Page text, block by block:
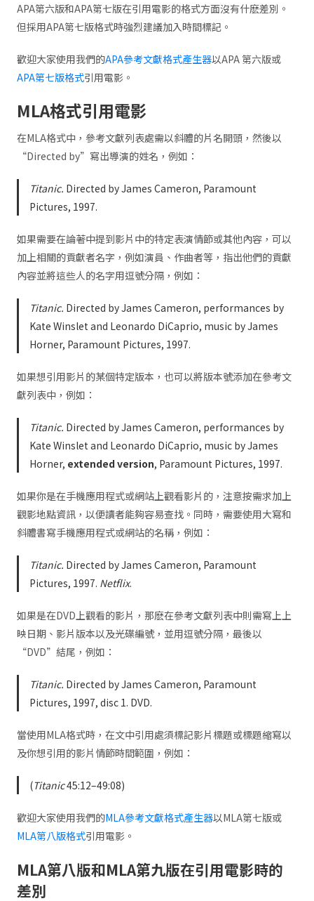
APA第六版和APA第七版在引用電影的格式方面沒有什麽差別。
但採用APA第七版格式時強烈建議加入時間標記。
歡迎大家使用我們的APA參考文獻格式產生器以APA 第六版或
APA第七版格式引用電影。
MLA格式引用電影
在MLA格式中，參考文獻列表處需以斜體的片名開頭，然後以
“Directed by”寫出導演的姓名，例如：
Titanic. Directed by James Cameron, Paramount
Pictures, 1997.
如果需要在論著中提到影片中的特定表演情節或其他內容，可以
加上相關的貢獻者名字，例如演員、作曲者等，指出他們的貢獻
內容並將這些人的名字用逗號分隔，例如：
Titanic. Directed by James Cameron, performances by
Kate Winslet and Leonardo DiCaprio, music by James
Horner, Paramount Pictures, 1997.
如果想引用影片的某個特定版本，也可以將版本號添加在參考文
獻列表中，例如：
Titanic. Directed by James Cameron, performances by
Kate Winslet and Leonardo DiCaprio, music by James
Horner, extended version, Paramount Pictures, 1997.
如果你是在手機應用程式或網站上觀看影片的，注意按需求加上
觀影地點資訊，以便讀者能夠容易查找。同時，需要使用大寫和
斜體書寫手機應用程式或網站的名稱，例如：
Titanic. Directed by James Cameron, Paramount
Pictures, 1997. Netflix.
如果是在DVD上觀看的影片，那麽在參考文獻列表中則需寫上上
映日期、影片版本以及光碟編號，並用逗號分隔，最後以
“DVD”結尾，例如：
Titanic. Directed by James Cameron, Paramount
Pictures, 1997, disc 1. DVD.
當使用MLA格式時，在文中引用處須標記影片標題或標題縮寫以
及你想引用的影片情節時間範圍，例如：
(Titanic45:12–49:08)
歡迎大家使用我們的MLA參考文獻格式產生器以MLA第七版或
MLA第八版格式引用電影。
MLA第八版和MLA第九版在引用電影時的
差別